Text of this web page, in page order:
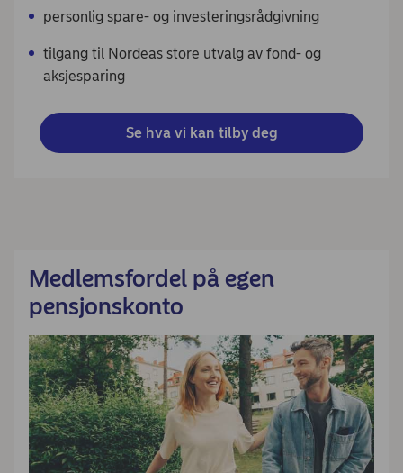
personlig spare- og investeringsrådgivning
tilgang til Nordeas store utvalg av fond- og
aksjesparing
Se hva vi kan tilby deg
Medlemsfordel på egen
pensjonskonto